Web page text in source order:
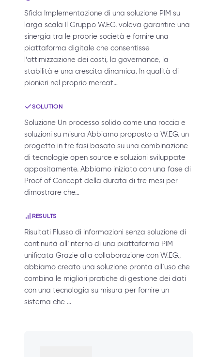
Sfida Implementazione di una soluzione PIM su
larga scala Il Gruppo W.EG. voleva garantire una
sinergia tra le proprie società e fornire una
piattaforma digitale che consentisse
l’ottimizzazione dei costi, la governance, la
stabilità e una crescita dinamica. In qualità di
pionieri nel proprio mercat…
SOLUTION
Soluzione Un processo solido come una roccia e
soluzioni su misura Abbiamo proposto a W.EG. un
progetto in tre fasi basato su una combinazione
di tecnologie open source e soluzioni sviluppate
appositamente. Abbiamo iniziato con una fase di
Proof of Concept della durata di tre mesi per
dimostrare che…
RESULTS
Risultati Flusso di informazioni senza soluzione di
continuità all’interno di una piattaforma PIM
unificata Grazie alla collaborazione con W.EG.,
abbiamo creato una soluzione pronta all’uso che
combina le migliori pratiche di gestione dei dati
con una tecnologia su misura per fornire un
sistema che …